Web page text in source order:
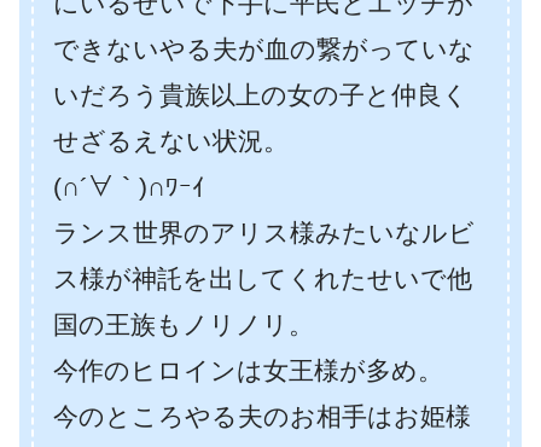
できないやる夫が血の繋がっていな
いだろう貴族以上の女の子と仲良く
せざるえない状況。
(∩´∀｀)∩ﾜｰｲ
ランス世界のアリス様みたいなルビ
ス様が神託を出してくれたせいで他
国の王族もノリノリ。
今作のヒロインは女王様が多め。
今のところやる夫のお相手はお姫様